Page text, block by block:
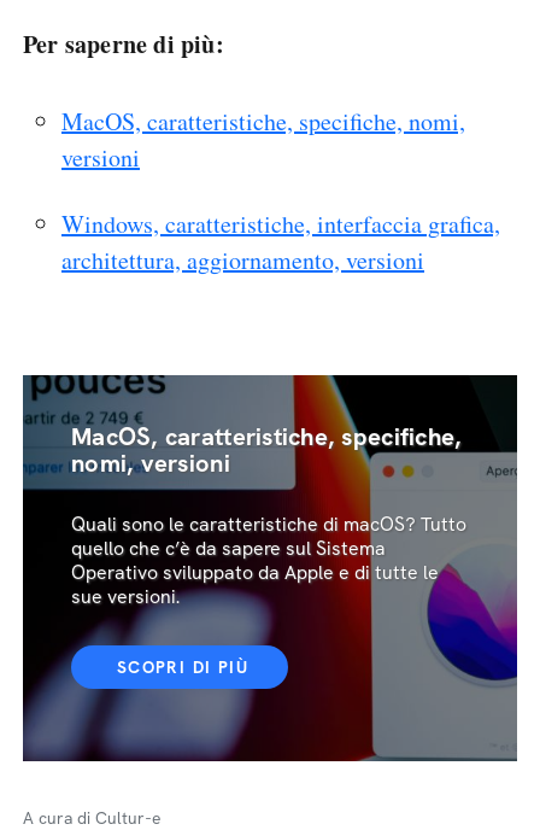
Per saperne di più:
MacOS, caratteristiche, specifiche, nomi,
versioni
Windows, caratteristiche, interfaccia grafica,
architettura, aggiornamento, versioni
MacOS, caratteristiche, specifiche,
nomi, versioni
Quali sono le caratteristiche di macOS? Tutto
quello che c’è da sapere sul Sistema
Operativo sviluppato da Apple e di tutte le
sue versioni.
SCOPRI DI PIÙ
A cura di Cultur-e